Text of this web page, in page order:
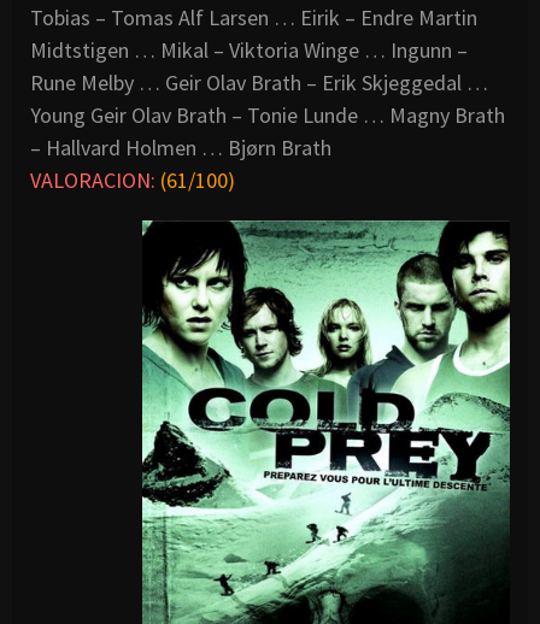
Tobias – Tomas Alf Larsen … Eirik – Endre Martin
Midtstigen … Mikal – Viktoria Winge … Ingunn –
Rune Melby … Geir Olav Brath – Erik Skjeggedal …
Young Geir Olav Brath – Tonie Lunde … Magny Brath
– Hallvard Holmen … Bjørn Brath
VALORACION: (61/100)